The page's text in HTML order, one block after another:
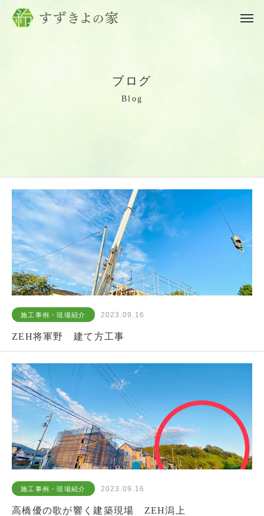
ブ ロ グ
Bl og
施工事例・現場紹介 2023.09.16
ZEH将軍野 建て方工事
施工事例・現場紹介 2023.09.16
高橋優の歌が響く建築現場 ZEH潟上